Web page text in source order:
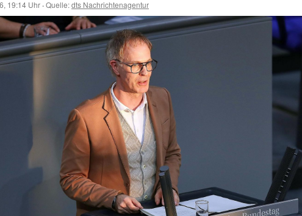
19:14 Uhr ·Quelle:dts Nachrichtenagentur